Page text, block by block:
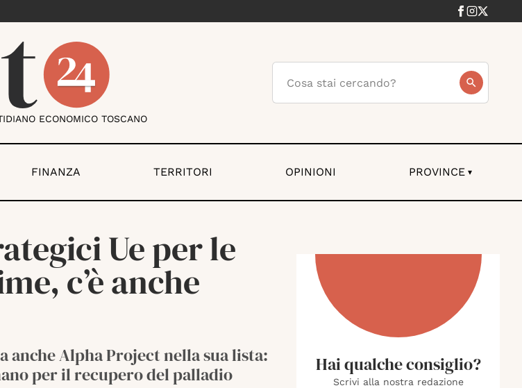
ECONOMICO TOSCANO
FINANZA TERRITORI OPINIONI PROVINCE ▾
Ue per le
c’è anche
anche Alpha Project nella sua lista:
per il recupero del palladio
Hai qualche consiglio?
Scrivi alla nostra redazione